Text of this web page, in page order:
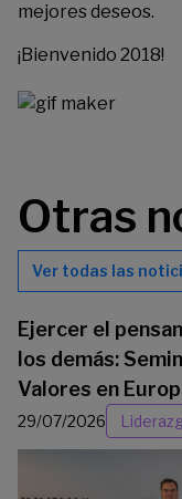
mejores deseos.
¡Bienvenido 2018!
Otras
Ver todas las
Ejercer el
los demás:
Valores en
29/07/2026